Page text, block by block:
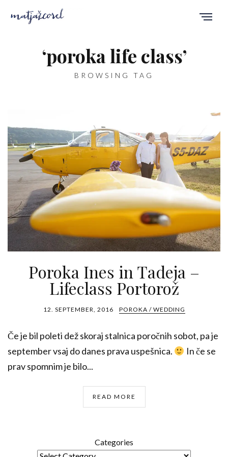
‘poroka life class’
BROWSING TAG
Poroka Ines in Tadeja –
Lifeclass Portorož
12. SEPTEMBER, 2016 POROKA / WEDDING
Če je bil poleti dež skoraj stalnica poročnih sobot, pa je
september vsaj do danes prava uspešnica.
In če se
prav spomnim je bilo...
READ MORE
Categories